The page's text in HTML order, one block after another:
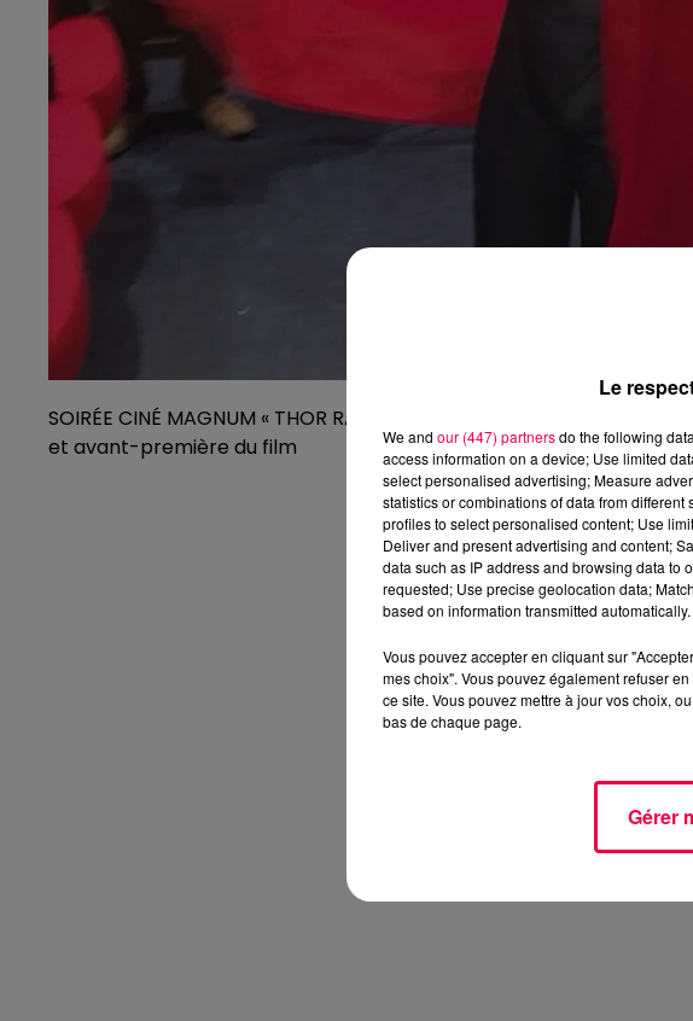
SOIRÉE CINÉ MAGNUM « THOR RAGNAROK » au NEW VOX à
et avant-première du film
Le
We and our (447) partnersdo the following
access information on a device; Use limited
select personalised advertising; Measure
statistics or combinations of data from
profiles to select personalised content; Use
Deliver and present advertising and content;
data such as IP address and browsing data to
requested; Use precise geolocation data;
based on information transmitted automatically.
Vous pouvez accepter en cliquant sur
mes choix". Vous pouvez également refuser
ce site. Vous pouvez mettre à jour vos choix,
bas de chaque page.
Gérer